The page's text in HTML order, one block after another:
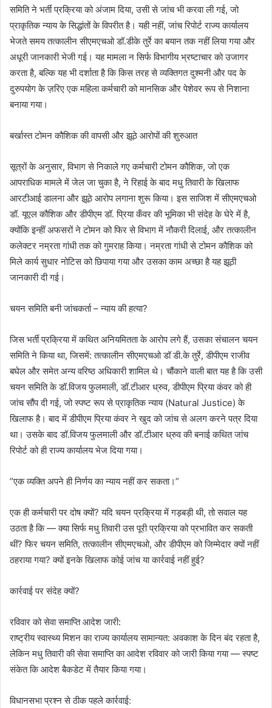
समिति ने भर्ती प्रक्रिया को अंजाम दिया, उसी से जांच भी करवा ली गई, जो
प्राकृतिक न्याय के सिद्धांतों के विपरीत है। यही नहीं, जांच रिपोर्ट राज्य कार्यालय
भेजते समय तत्कालीन सीएमएचओ डॉ.डीके तुर्रे का बयान तक नहीं लिया गया और
अधूरी जानकारी भेजी गई। यह मामला न सिर्फ विभागीय भ्रष्टाचार को उजागर
करता है, बल्कि यह भी दर्शाता है कि किस तरह से व्यक्तिगत दुश्मनी और पद के
दुरुपयोग के ज़रिए एक महिला कर्मचारी को मानसिक और पेशेवर रूप से निशाना
बनाया गया।
बर्खास्त टोमन कौशिक की वापसी और झूठे आरोपों की शुरुआत
सूत्रों के अनुसार, विभाग से निकाले गए कर्मचारी टोमन कौशिक, जो एक
आपराधिक मामले में जेल जा चुका है, ने रिहाई के बाद मधु तिवारी के खिलाफ
आरटीआई डालना और झूठे आरोप लगाना शुरू किया। इस साजिश में सीएमएचओ
डॉ. यूएल कौशिक और डीपीएम डॉ. प्रिया कँवर की भूमिका भी संदेह के घेरे में है,
क्योंकि इन्हीं अफसरों ने टोमन को फिर से विभाग में नौकरी दिलाई, और तत्कालीन
कलेक्टर नम्रता गांधी तक को गुमराह किया। नम्रता गांधी से टोमन कौशिक को
मिले कार्य सुधार नोटिस को छिपाया गया और उसका काम अच्छा है यह झूठी
जानकारी दी गई।
चयन समिति बनी जांचकर्ता – न्याय की हत्या?
जिस भर्ती प्रक्रिया में कथित अनियमितता के आरोप लगे हैं, उसका संचालन चयन
समिति ने किया था, जिसमें: तत्कालीन सीएमएचओ डॉ डी.के तुर्रे, डीपीएम राजीव
बघेल और समेत अन्य वरिष्ठ अधिकारी शामिल थे। चौंकाने वाली बात यह है कि उसी
चयन समिति के डॉ.विजय फुलमाली, डॉ.टीआर ध्रुव, डीपीएम प्रिया कंवर को ही
जांच सौंप दी गई, जो स्पष्ट रूप से प्राकृतिक न्याय (Natural Justice) के
खिलाफ है। बाद में डीपीएम प्रिया कंवर ने खुद को जांच से अलग करने पत्र दिया
था। उसके बाद डॉ.विजय फुलमाली और डॉ.टीआर ध्रुव की बनाई कथित जांच
रिपोर्ट को ही राज्य कार्यालय भेज दिया गया।
”एक व्यक्ति अपने ही निर्णय का न्याय नहीं कर सकता।”
एक ही कर्मचारी पर दोष क्यों? यदि चयन प्रक्रिया में गड़बड़ी थी, तो सवाल यह
उठता है कि — क्या सिर्फ मधु तिवारी उस पूरी प्रक्रिया को प्रभावित कर सकती
थीं? फिर चयन समिति, तत्कालीन सीएमएचओ, और डीपीएम को जिम्मेदार क्यों नहीं
ठहराया गया? क्यों इनके खिलाफ कोई जांच या कार्रवाई नहीं हुई?
कार्रवाई पर संदेह क्यों?
रविवार को सेवा समाप्ति आदेश जारी:
राष्ट्रीय स्वास्थ्य मिशन का राज्य कार्यालय सामान्यत: अवकाश के दिन बंद रहता है,
लेकिन मधु तिवारी की सेवा समाप्ति का आदेश रविवार को जारी किया गया — स्पष्ट
संकेत कि आदेश बैकडेट में तैयार किया गया।
विधानसभा प्रश्न से ठीक पहले कार्रवाई: